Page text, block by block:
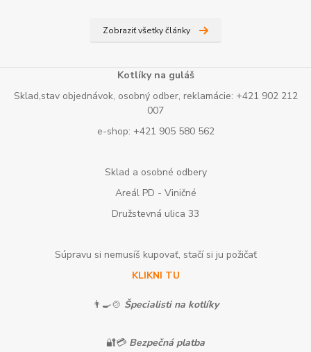
Zobraziť všetky články
Kotlíky na guláš
Sklad,stav objednávok, osobný odber, reklamácie: +421 902 212
007
e-shop: +421 905 580 562
Sklad a osobné odbery
Areál PD - Viničné
Družstevná ulica 33
Súpravu si nemusíš kupovať, stačí si ju požičať
KLIKNI TU
👨‍🍳🍲 Špecialisti na kotlíky
🔐💳 Bezpečná platba